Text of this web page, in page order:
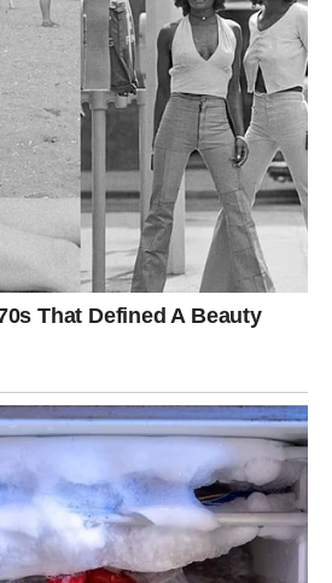
će osjetiti nešto što dugo
trošila na ljude i situacije
energiju.
svoju vrijednost onima
potpuno novo poglavlje.
vjerovati sebi nego drugima.